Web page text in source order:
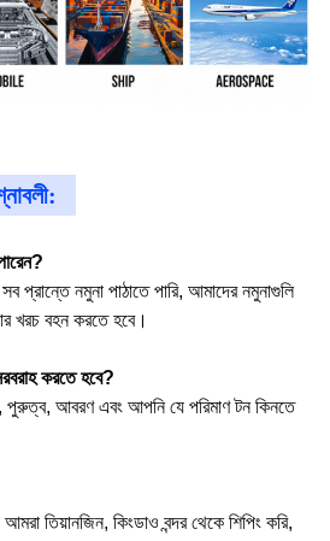
নমুনা পাঠাতে পারি, আমাদের নমুনাগুলি
খরচ বহন করতে হবে।
করতে হবে?
আবরণ এবং আপনি যে পরিমাণ টন কিনতে
তিয়ানজিন, কিংডাও বন্দর থেকে শিপিং করি,